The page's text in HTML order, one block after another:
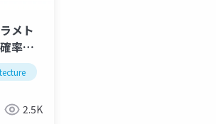
メト
率論
2.5K